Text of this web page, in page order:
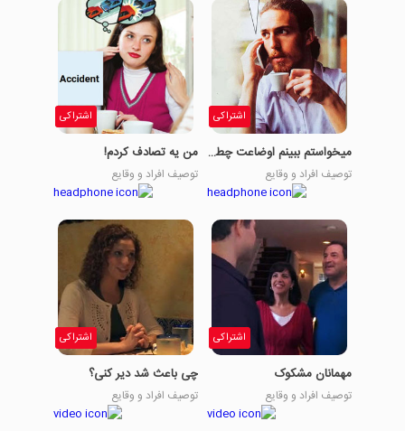
اشتراکی
میخواستم ببینم اوضاعت چطوره؟
توصیف افراد و وقایع
اشتراکی
من یه تصادف کردم!
توصیف افراد و وقایع
اشتراکی
مهمانان مشکوک
توصیف افراد و وقایع
اشتراکی
چی باعث شد دیر کنی؟
توصیف افراد و وقایع